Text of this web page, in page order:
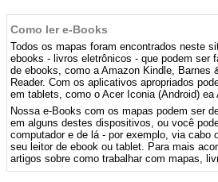
Como ler e-Books
Todos os mapas foram encontrados neste
ebooks - livros eletrônicos - que podem ser
de ebooks, como a Amazon Kindle, Barnes
Reader. Com os aplicativos apropriados
em tablets, como o Acer Iconia (Android) ea
Nossa e-Books com os mapas podem ser
em alguns destes dispositivos, ou você
computador e de lá - por exemplo, via cabo
seu leitor de ebook ou tablet. Para mais
artigos sobre como trabalhar com mapas,